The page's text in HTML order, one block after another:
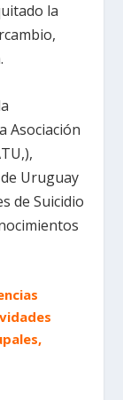
la
Asociación
Uruguay
de Suicidio